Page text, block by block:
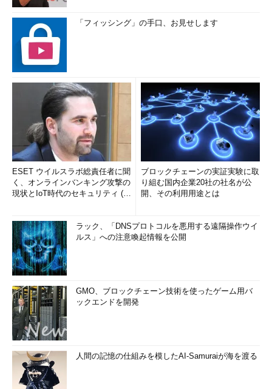
「フィッシング」の手口、お見せします
ESET ウイルスラボ総責任者に聞
く、オンラインバンキング攻撃の
現状とIoT時代のセキュリティ (1/
ブロックチェーンの実証実験に取
り組む国内企業20社の社名が公
開、その利用用途とは
ラック、「DNSプロトコルを悪用する遠隔操作ウイ
ルス」への注意喚起情報を公開
GMO、ブロックチェーン技術を使ったゲーム用バ
ックエンドを開発
人間の記憶の仕組みを模したAI-Samuraiが海を渡る